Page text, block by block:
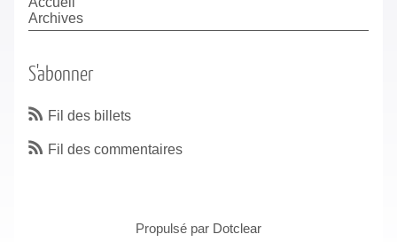
Archives
S'abonner
Fil des billets
Fil des commentaires
Propulsé par Dotclear